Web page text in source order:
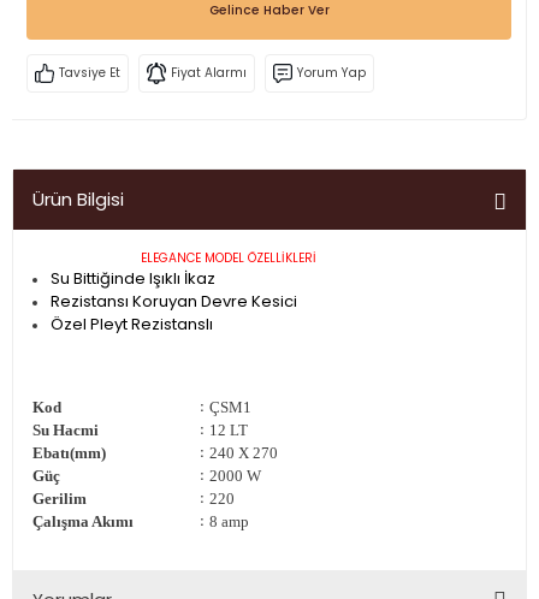
Gelince Haber Ver
Tavsiye Et Fiyat Alarmı Yorum Yap
Ürün Bilgisi
ELEGANCE MODEL ÖZELLİKLERİ
Su Bittiğinde Işıklı İkaz
Rezistansı Koruyan Devre Kesici
Özel Pleyt Rezistanslı
Kod : ÇSM1
Su Hacmi
: 12 LT
Ebatı(mm)
: 240 X 270
Güç
: 2000 W
Gerilim
: 220
Çalışma Akımı
: 8 amp